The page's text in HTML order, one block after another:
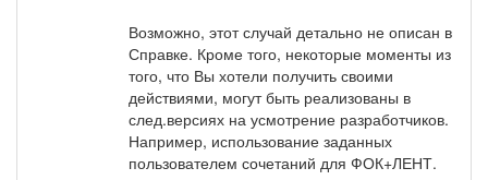
Возможно, этот случай детально не описан в
Справке. Кроме того, некоторые моменты из
того, что Вы хотели получить своими
действиями, могут быть реализованы в
след.версиях на усмотрение разработчиков.
Например, использование заданных
пользователем сочетаний для ФОК+ЛЕНТ.